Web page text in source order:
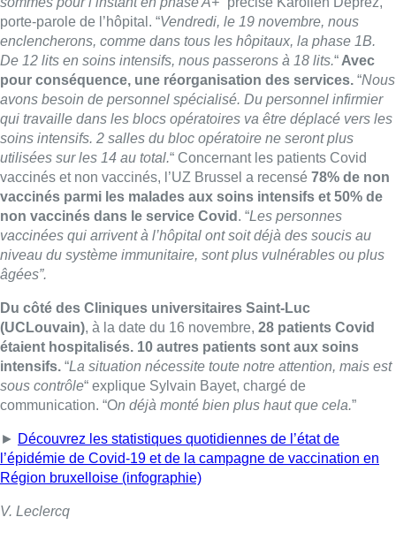
porte-parole de l’hôpital. “Vendredi, le 19 novembre, nous
enclencherons, comme dans tous les hôpitaux, la phase 1B.
De 12 lits en soins intensifs, nous passerons à 18 lits.“ Avec
pour conséquence, une réorganisation des services. “Nous
avons besoin de personnel spécialisé. Du personnel infirmier
qui travaille dans les blocs opératoires va être déplacé vers les
soins intensifs. 2 salles du bloc opératoire ne seront plus
utilisées sur les 14 au total.“ Concernant les patients Covid
vaccinés et non vaccinés, l’UZ Brussel a recensé 78% de non
vaccinés parmi les malades aux soins intensifs et 50% de
non vaccinés dans le service Covid . “Les personnes
vaccinées qui arrivent à l’hôpital ont soit déjà des soucis au
niveau du système immunitaire, sont plus vulnérables ou plus
âgées”.
Du côté des Cliniques universitaires Saint-Luc
(UCLouvain), à la date du 16 novembre, 28 patients Covid
étaient hospitalisés. 10 autres patients sont aux soins
intensifs. “La situation nécessite toute notre attention, mais est
sous contrôle“ explique Sylvain Bayet, chargé de
communication. “On déjà monté bien plus haut que cela.”
► Découvrez les statistiques quotidiennes de l’état de
l’épidémie de Covid-19 et de la campagne de vaccination en
Région bruxelloise (infographie)
V. Leclercq